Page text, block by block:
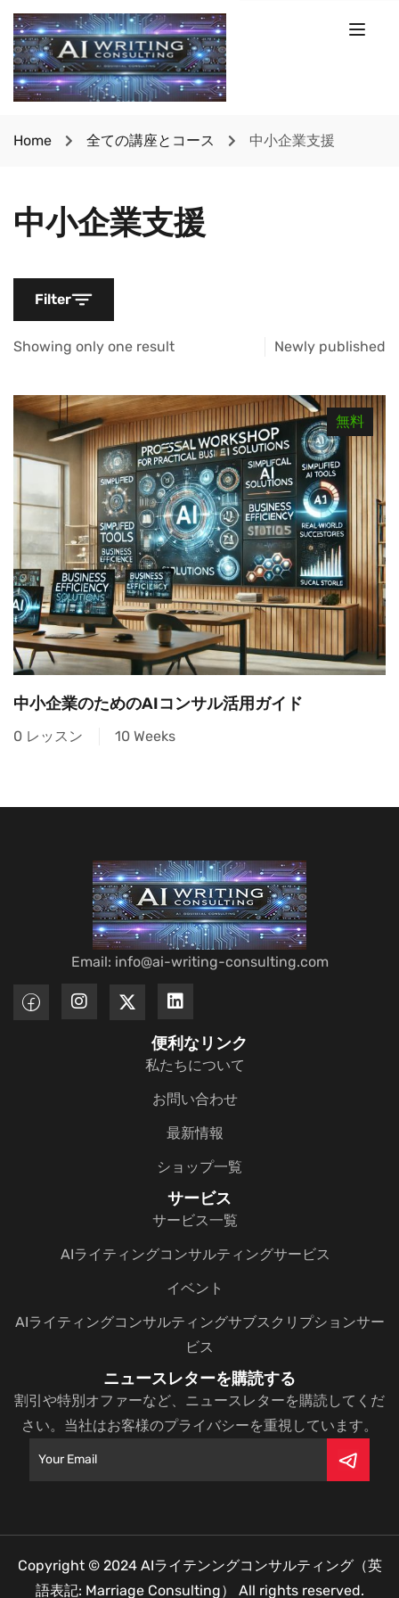
Home 全ての講座とコース 中小企業支援
中小企業支援
Filter
Showing only one result
無料
中小企業のためのAIコンサル活用ガイド
0 レッスン 10 Weeks
Email: info@ai-writing-consulting.com
便利なリンク
私たちについて
お問い合わせ
最新情報
ショップ一覧
サービス
サービス一覧
AIライティングコンサルティングサービス
イベント
AIライティングコンサルティングサブスクリプションサー
ビス
ニュースレターを購読する
割引や特別オファーなど、ニュースレターを購読してくだ
さい。当社はお客様のプライバシーを重視しています。
Copyright © 2024 AIライテンングコンサルティング（英
語表記: Marriage Consulting）
All rights reserved.